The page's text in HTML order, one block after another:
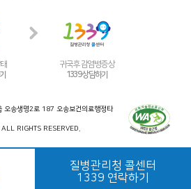
귀국 후 감염병 증상
1339 상담하기
송생명2로 187 오송보건의료행정타
RIGHTS RESERVED.
질병관리청 콜센터
1339 연락하기